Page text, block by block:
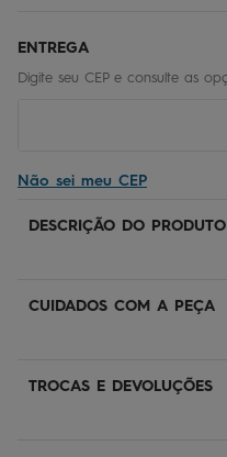
Não sei meu CEP
DESCRIÇÃO DO PRODUTO
CUIDADOS COM A PEÇA
TROCAS E DEVOLUÇÕES